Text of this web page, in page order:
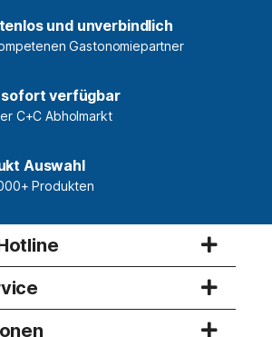
und unverbindlich
Gastonomiepartner
sofort verfügbar
C+C Abholmarkt
Auswahl
Produkten